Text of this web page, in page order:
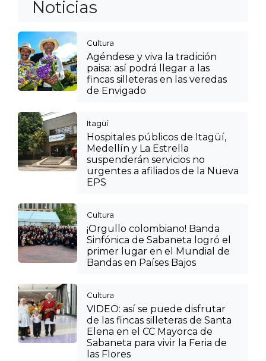
Noticias
Cultura
Agéndese y viva la tradición
paisa: así podrá llegar a las
fincas silleteras en las veredas
de Envigado
Itagüí
Hospitales públicos de Itagüí,
Medellín y La Estrella
suspenderán servicios no
urgentes a afiliados de la Nueva
EPS
Cultura
¡Orgullo colombiano! Banda
Sinfónica de Sabaneta logró el
primer lugar en el Mundial de
Bandas en Países Bajos
Cultura
VIDEO: así se puede disfrutar
de las fincas silleteras de Santa
Elena en el CC Mayorca de
Sabaneta para vivir la Feria de
las Flores